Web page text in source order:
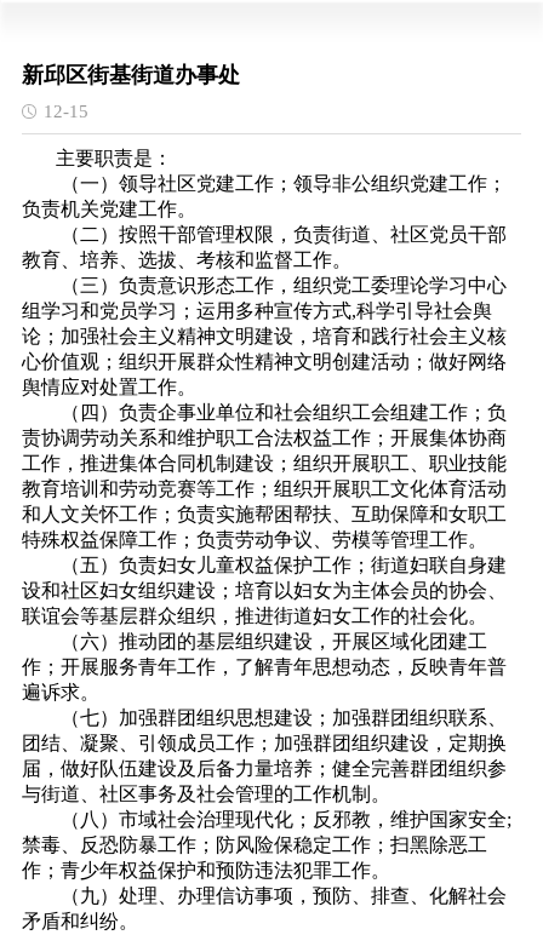
新邱区街基街道办事处
12-15
主要职责是：
（一）领导社区党建工作；领导非公组织党建工作；
负责机关党建工作。
（二）按照干部管理权限，负责街道、社区党员干部
教育、培养、选拔、考核和监督工作。
（三）负责意识形态工作，组织党工委理论学习中心
组学习和党员学习；运用多种宣传方式,科学引导社会舆
论；加强社会主义精神文明建设，培育和践行社会主义核
心价值观；组织开展群众性精神文明创建活动；做好网络
舆情应对处置工作。
（四）负责企事业单位和社会组织工会组建工作；负
责协调劳动关系和维护职工合法权益工作；开展集体协商
工作，推进集体合同机制建设；组织开展职工、职业技能
教育培训和劳动竞赛等工作；组织开展职工文化体育活动
和人文关怀工作；负责实施帮困帮扶、互助保障和女职工
特殊权益保障工作；负责劳动争议、劳模等管理工作。
（五）负责妇女儿童权益保护工作；街道妇联自身建
设和社区妇女组织建设；培育以妇女为主体会员的协会、
联谊会等基层群众组织，推进街道妇女工作的社会化。
（六）推动团的基层组织建设，开展区域化团建工
作；开展服务青年工作，了解青年思想动态，反映青年普
遍诉求。
（七）加强群团组织思想建设；加强群团组织联系、
团结、凝聚、引领成员工作；加强群团组织建设，定期换
届，做好队伍建设及后备力量培养；健全完善群团组织参
与街道、社区事务及社会管理的工作机制。
（八）市域社会治理现代化；反邪教，维护国家安全;
禁毒、反恐防暴工作；防风险保稳定工作；扫黑除恶工
作；青少年权益保护和预防违法犯罪工作。
（九）处理、办理信访事项，预防、排查、化解社会
矛盾和纠纷。